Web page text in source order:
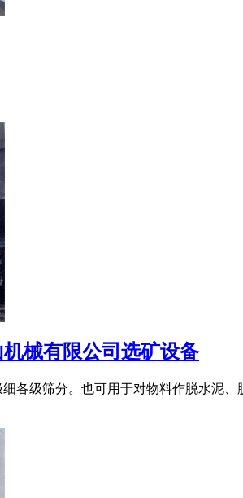
械有限公司选矿设备
各级筛分。也可用于对物料作脱水泥